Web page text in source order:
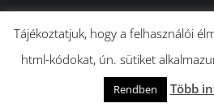
© 2022SzigetKÖZélet| Minden
fenntartva
A weboldalt készítette:
Tájékoztatjuk, hogy a felhasználói
html-kódokat, ún. sütiket
Rendben
Több